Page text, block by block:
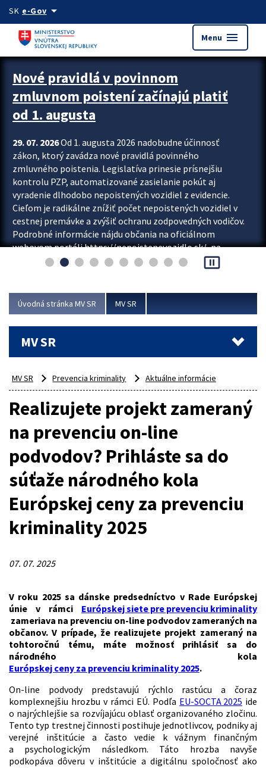
Preskocit na hlavný obsah
SK e-Govarrow_drop_down
Menu menu
Zastavit automatický posun upútavok
Nové pravidlá v povinnom
zmluvnom poistení začínajú platiť
od 1. augusta
29. 07. 2026Od 1. augusta 2026 nadobudne účinnosť
zákon, ktorý zavádza nové pravidlá povinného
zmluvného poistenia. Legislatíva prinesie prísnejšiu
kontrolu PZP, automatizované zasielanie pokút aj
vyradenie dlhodobo nepoistených vozidiel z evidencie.
Cieľom je radikálne znížiť počet nepoistených vozidiel v
cestnej premávke a zvýšiť ochranu zodpovedných vodičov.
Podrobné informácie nájdu občania na oficiálnom
webovom portáli https://nepoistenevozidlo.sk/, na
ktorom od augusta pribudne aj možnosť overiť si...
pause_presentation
Úvodná stránka MV SR MV SR
MV SR
MV SR Prevencia kriminality Aktuálne informácie
Realizujete projekt zameraný
na prevenciu on-line
podvodov? Prihláste sa do
súťaže národného kola
Európskej ceny za prevenciu
kriminality 2025
07. 07. 2025
V roku 2025 sa dánske predsedníctvo v Rade Európskej
únie v rámci Európskej siete pre prevenciu kriminality
zameriava na prevenciu on-line podvodov zameraných na
občanov. V prípade, že realizujete projekt zameraný na
tohtoročnú tému, máte možnosť prihlásiť sa do
národného kola
Európskej ceny za prevenciu kriminality 2025.
On-line podvody predstavujú rýchlo rastúcu a čoraz
komplexnejšiu hrozbu v rámci EÚ. Podľa EU-SOCTA 2025 ide
o najrýchlejšie sa rozvíjajúcu oblasť organizovaného zločinu.
Tento typ trestnej činnosti postihuje jednotlivcov, podniky aj
verejné inštitúcie a často vedie k vážnym finančným
a psychologickým následkom. Táto hrozba navyše
podkopáva dôveru v inštitúcie a digitálnu spoločnosť ako